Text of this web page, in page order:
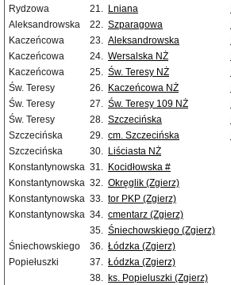
Rydzowa
21. Lniana
Aleksandrowska
22. Szparagowa
Kaczeńcowa
23. Aleksandrowska
Kaczeńcowa
24. Wersalska NŻ
Kaczeńcowa
25. Św. Teresy NŻ
Św. Teresy
26. Kaczeńcowa NŻ
Św. Teresy
27. Św. Teresy 109 NŻ
Św. Teresy
28. Szczecińska
Szczecińska
29. cm. Szczecińska
Szczecińska
30. Liściasta NŻ
Konstantynowska 31. Kocidłowska #
Konstantynowska 32. Okręglik (Zgierz)
Konstantynowska 33. tor PKP (Zgierz)
Konstantynowska 34. cmentarz (Zgierz)
35. Śniechowskiego (Zgierz)
Śniechowskiego
36. Łódzka (Zgierz)
Popiełuszki
37. Łódzka (Zgierz)
38. ks. Popieluszki (Zgierz)